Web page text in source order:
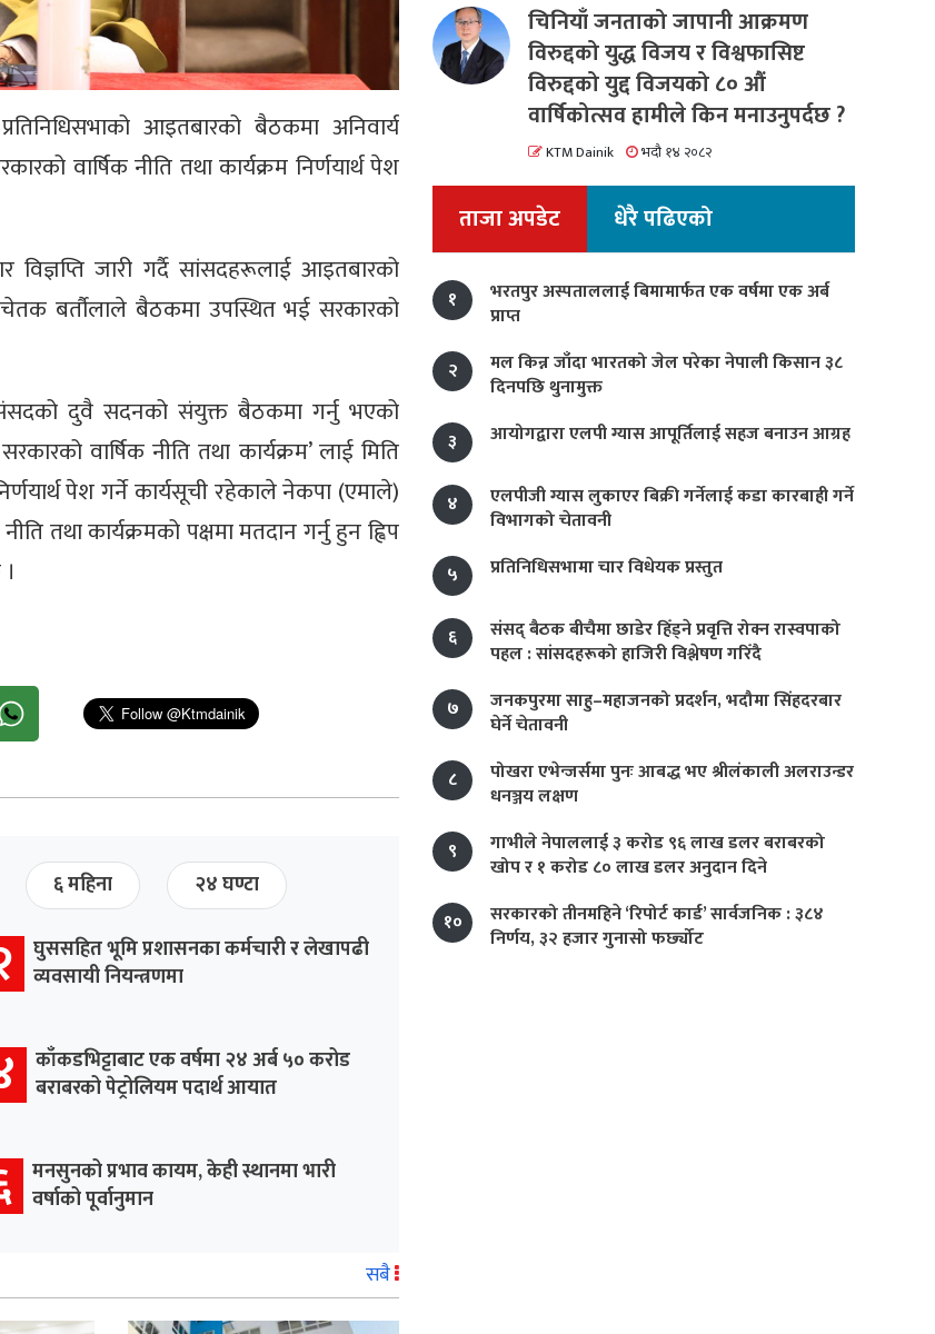
आइतबारको बैठकमा अनिवार्य
वार्षिक नीति तथा कार्यक्रम निर्णयार्थ पेश
जारी गर्दै सांसदहरूलाई आइतबारको
बर्तौलाले बैठकमा उपस्थित भई सरकारको
संसदको दुवै सदनको संयुक्त बैठकमा गर्नु भएको
वार्षिक नीति तथा कार्यक्रम’ लाई मिति
पेश गर्ने कार्यसूची रहेकाले नेकपा (एमाले)
तथा कार्यक्रमको पक्षमा मतदान गर्नु हुन ह्विप
६ महिना २४ घण्टा
घुससहित भूमि प्रशासनका कर्मचारी र लेखापढी
व्यवसायी नियन्त्रणमा
काँकडभिट्टाबाट एक वर्षमा २४ अर्ब ५० करोड
बराबरको पेट्रोलियम पदार्थ आयात
मनसुनको प्रभाव कायम, केही स्थानमा भारी
वर्षाको पूर्वानुमान
सबै
चिनियाँ जनताको जापानी आक्रमण
विरुद्दको युद्ध विजय र विश्वफासिष्ट
विरुद्दको युद्द विजयको ८० औं
वार्षिकोत्सव हामीले किन मनाउनुपर्दछ ?
KTM Dainik भदौ १४ २०८२
ताजा अपडेट धेरै पढिएको
१
भरतपुर अस्पताललाई बिमामार्फत एक वर्षमा एक अर्ब
प्राप्त
२
मल किन्न जाँदा भारतको जेल परेका नेपाली किसान ३८
दिनपछि थुनामुक्त
३
आयोगद्वारा एलपी ग्यास आपूर्तिलाई सहज बनाउन आग्रह
४
एलपीजी ग्यास लुकाएर बिक्री गर्नेलाई कडा कारबाही गर्ने
विभागको चेतावनी
५
प्रतिनिधिसभामा चार विधेयक प्रस्तुत
६
संसद् बैठक बीचैमा छाडेर हिँड्ने प्रवृत्ति रोक्न रास्वपाको
पहल : सांसदहरूको हाजिरी विश्लेषण गरिँदै
७
जनकपुरमा साहु–महाजनको प्रदर्शन, भदौमा सिंहदरबार
घेर्ने चेतावनी
८
पोखरा एभेन्जर्समा पुनः आबद्ध भए श्रीलंकाली अलराउन्डर
धनञ्जय लक्षण
९
गाभीले नेपाललाई ३ करोड ९६ लाख डलर बराबरको
खोप र १ करोड ८० लाख डलर अनुदान दिने
१०
सरकारको तीनमहिने ‘रिपोर्ट कार्ड’ सार्वजनिक : ३८४
निर्णय, ३२ हजार गुनासो फर्छ्योट